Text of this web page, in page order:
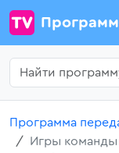
Программа
Игры команды